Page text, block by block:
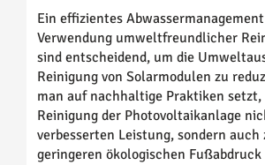
Ein effizientes
Verwendung umweltfreundlicher
sind entscheidend, um die
Reinigung von Solarmodulen zu
man auf nachhaltige Praktiken setzt,
Reinigung der Photovoltaikanlage
verbesserten Leistung, sondern auch
geringeren ökologischen